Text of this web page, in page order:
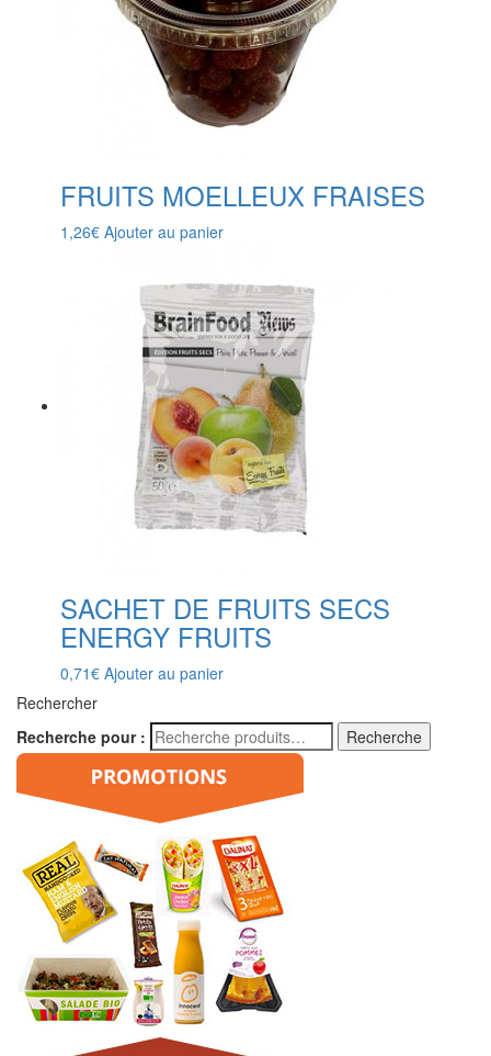
FRUITS MOELLEUX FRAISES
1,26€ Ajouter au panier
SACHET DE FRUITS SECS
ENERGY FRUITS
0,71€ Ajouter au panier
Rechercher
Recherche pour :